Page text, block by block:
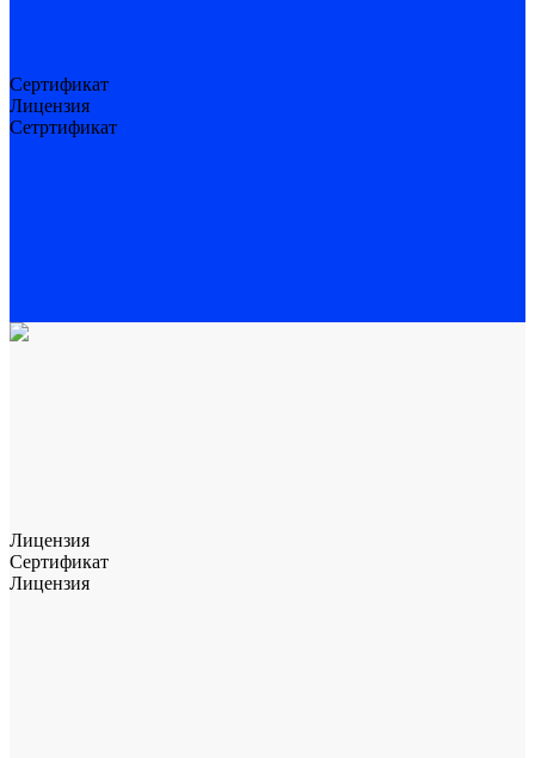
Сертификат
Лицензия
Сетртификат
Лицензия
Сертификат
Лицензия